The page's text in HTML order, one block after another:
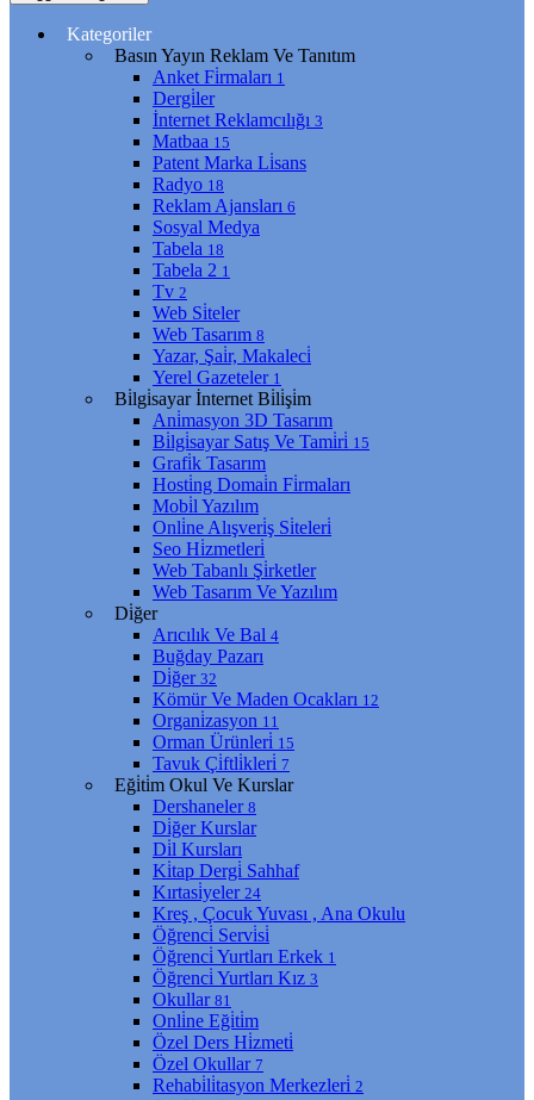
Kategoriler
Basın Yayın Reklam Ve Tanıtım
Anket Fi̇rmaları 1
Dergi̇ler
İnternet Reklamcılığı 3
Matbaa 15
Patent Marka Li̇sans
Radyo 18
Reklam Ajansları 6
Sosyal Medya
Tabela 18
Tabela 2 1
Tv 2
Web Si̇teler
Web Tasarım 8
Yazar, Şai̇r, Makaleci̇
Yerel Gazeteler 1
Bi̇lgi̇sayar İnternet Bi̇li̇şi̇m
Ani̇masyon 3D Tasarım
Bi̇lgi̇sayar Satış Ve Tami̇ri̇ 15
Grafi̇k Tasarım
Hosti̇ng Domai̇n Fi̇rmaları
Mobi̇l Yazılım
Onli̇ne Alışveri̇ş Si̇teleri̇
Seo Hi̇zmetleri̇
Web Tabanlı Şi̇rketler
Web Tasarım Ve Yazılım
Di̇ğer
Arıcılık Ve Bal 4
Buğday Pazarı
Di̇ğer 32
Kömür Ve Maden Ocakları 12
Organi̇zasyon 11
Orman Ürünleri̇ 15
Tavuk Çi̇ftli̇kleri̇ 7
Eği̇ti̇m Okul Ve Kurslar
Dershaneler 8
Di̇ğer Kurslar
Di̇l Kursları
Ki̇tap Dergi̇ Sahhaf
Kırtasi̇yeler 24
Kreş , Çocuk Yuvası , Ana Okulu
Öğrenci̇ Servi̇si̇
Öğrenci̇ Yurtları Erkek 1
Öğrenci̇ Yurtları Kız 3
Okullar 81
Onli̇ne Eği̇ti̇m
Özel Ders Hi̇zmeti̇
Özel Okullar 7
Rehabi̇li̇tasyon Merkezleri̇ 2